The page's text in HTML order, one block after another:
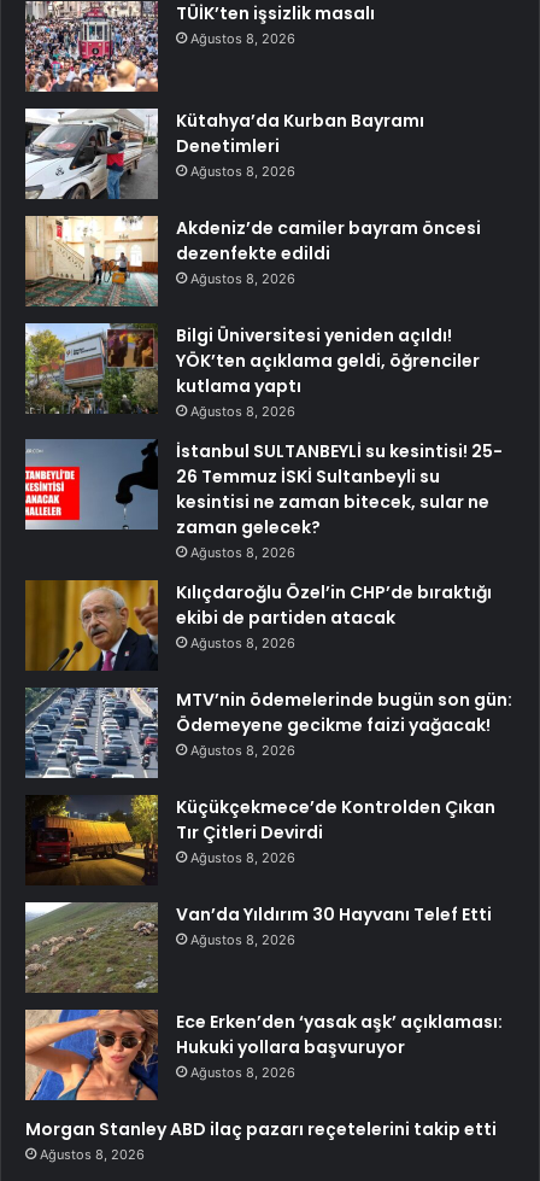
TÜİK’ten işsizlik masalı
Ağustos 8, 2026
Kütahya’da Kurban Bayramı
Denetimleri
Ağustos 8, 2026
Akdeniz’de camiler bayram öncesi
dezenfekte edildi
Ağustos 8, 2026
Bilgi Üniversitesi yeniden açıldı!
YÖK’ten açıklama geldi, öğrenciler
kutlama yaptı
Ağustos 8, 2026
İstanbul SULTANBEYLİ su kesintisi! 25-
26 Temmuz İSKİ Sultanbeyli su
kesintisi ne zaman bitecek, sular ne
zaman gelecek?
Ağustos 8, 2026
Kılıçdaroğlu Özel’in CHP’de bıraktığı
ekibi de partiden atacak
Ağustos 8, 2026
MTV’nin ödemelerinde bugün son gün:
Ödemeyene gecikme faizi yağacak!
Ağustos 8, 2026
Küçükçekmece’de Kontrolden Çıkan
Tır Çitleri Devirdi
Ağustos 8, 2026
Van’da Yıldırım 30 Hayvanı Telef Etti
Ağustos 8, 2026
Ece Erken’den ‘yasak aşk’ açıklaması:
Hukuki yollara başvuruyor
Ağustos 8, 2026
Morgan Stanley ABD ilaç pazarı reçetelerini takip etti
Ağustos 8, 2026